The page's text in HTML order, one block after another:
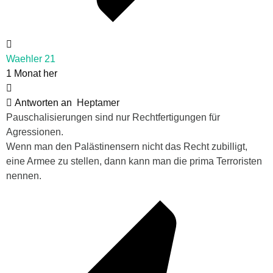
Waehler 21
1 Monat her
Antworten an
Heptamer
Pauschalisierungen sind nur Rechtfertigungen für
Agressionen.
Wenn man den Palästinensern nicht das Recht zubilligt,
eine Armee zu stellen, dann kann man die prima Terroristen
nennen.